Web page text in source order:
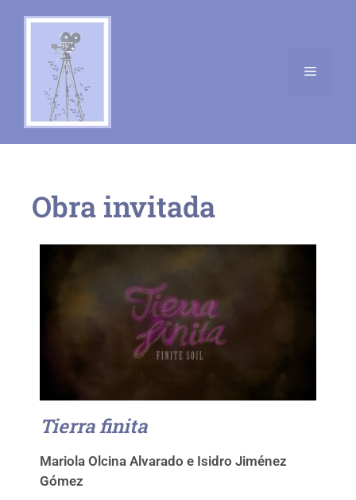
Obra invitada
Tierra finita
Mariola Olcina Alvarado e Isidro Jiménez
Gómez